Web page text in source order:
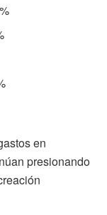
en
presionando